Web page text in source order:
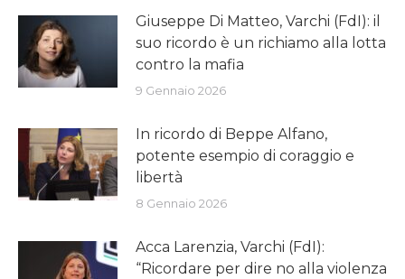
Giuseppe Di Matteo, Varchi (FdI): il
suo ricordo è un richiamo alla lotta
contro la mafia
9 Gennaio 2026
In ricordo di Beppe Alfano,
potente esempio di coraggio e
libertà
8 Gennaio 2026
Acca Larenzia, Varchi (FdI):
“Ricordare per dire no alla violenza